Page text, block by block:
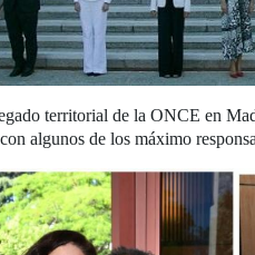
territorial de la ONCE en
algunos de los máximo